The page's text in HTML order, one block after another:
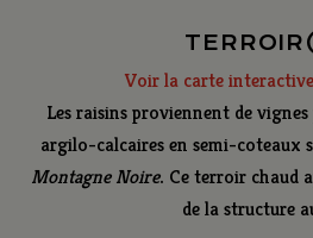
Voir la carte
Les raisins proviennent de
argilo-calcaires en semi-coteaux
Montagne Noire. Ce terroir chaud
de la structure